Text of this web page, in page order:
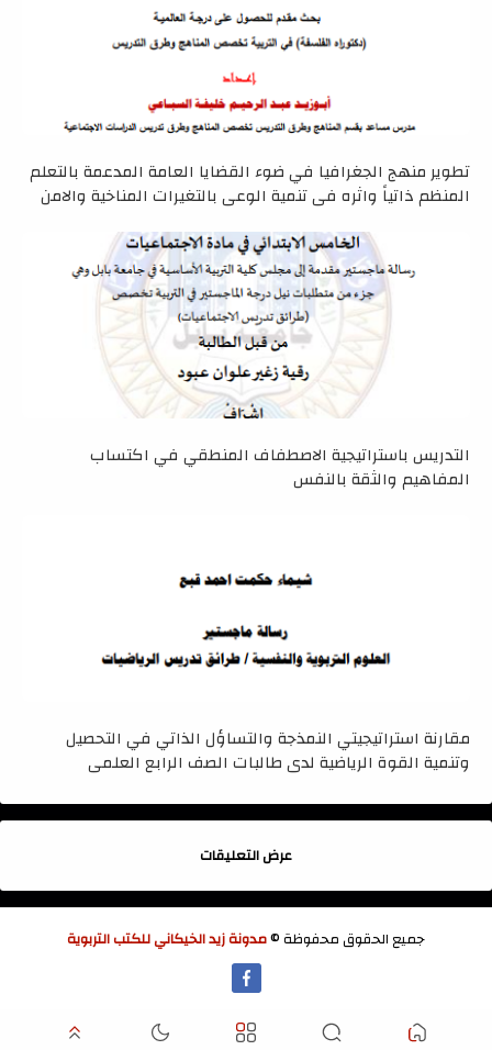
تطوير منهج الجغرافيا في ضوء القضايا العامة المدعمة بالتعلم
المنظم ذاتياً واثره في تنمية الوعي بالتغيرات المناخية والامن
التدريس باستراتيجية الاصطفاف المنطقي في اكتساب
المفاهيم والثقة بالنفس
مقارنة استراتيجيتي النمذجة والتساؤل الذاتي في التحصيل
وتنمية القوة الرياضية لدى طالبات الصف الرابع العلمي
عرض التعليقات
جميع الحقوق محفوظة ©مدونة زيد الخيكاني للكتب التربوية